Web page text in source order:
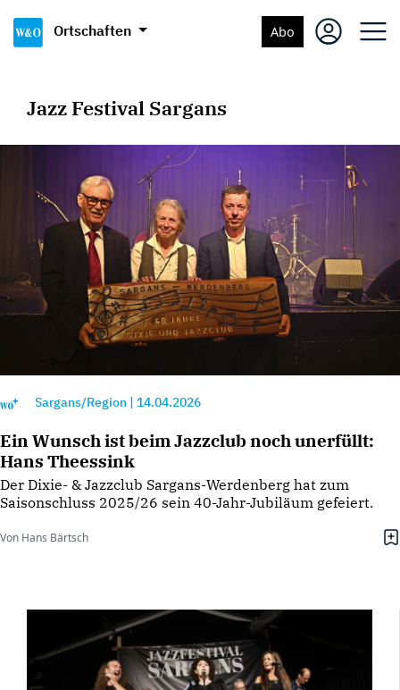
Ortschaften Abo
Jazz Festival Sargans
Sargans/Region 14.04.2026
Ein Wunsch ist beim Jazzclub noch unerfüllt:
Hans Theessink
Der Dixie- & Jazzclub Sargans-Werdenberg hat zum
Saisonschluss 2025/26 sein 40-Jahr-Jubiläum gefeiert.
Von Hans Bärtsch